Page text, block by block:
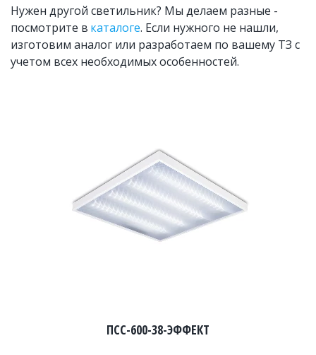
Нужен другой светильник? Мы делаем разные -
посмотрите в каталоге. Если нужного не нашли,
изготовим аналог или разработаем по вашему ТЗ с
учетом всех необходимых особенностей.
ПСС-600-38-ЭФФЕКТ